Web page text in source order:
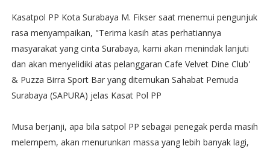
Kasatpol PP Kota Surabaya M. Fikser saat menemui pengunjuk
rasa menyampaikan, "Terima kasih atas perhatiannya
masyarakat yang cinta Surabaya, kami akan menindak lanjuti
dan akan menyelidiki atas pelanggaran Cafe Velvet Dine Club'
& Puzza Birra Sport Bar yang ditemukan Sahabat Pemuda
Surabaya (SAPURA) jelas Kasat Pol PP
Musa berjanji, apa bila satpol PP sebagai penegak perda masih
melempem, akan menurunkan massa yang lebih banyak lagi,